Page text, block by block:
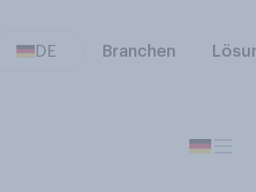
DE Branchen